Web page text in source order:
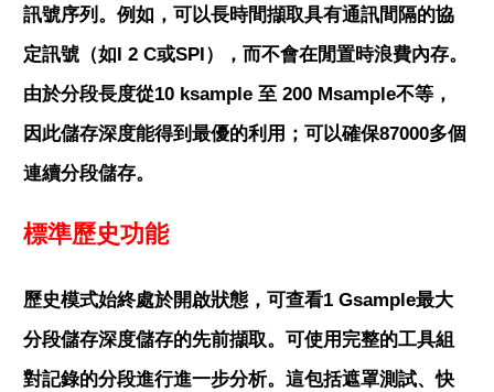
訊號序列。例如，可以長時間擷取具有通訊間隔的協
定訊號（如I 2 C或SPI），而不會在閒置時浪費內存。
由於分段長度從10 ksample 至 200 Msample不等，
因此儲存深度能得到最優的利用；可以確保87000多個
連續分段儲存。
標準歷史功能
歷史模式始終處於開啟狀態，可查看1 Gsample最大
分段儲存深度儲存的先前擷取。可使用完整的工具組
對記錄的分段進行進一步分析。這包括遮罩測試、快